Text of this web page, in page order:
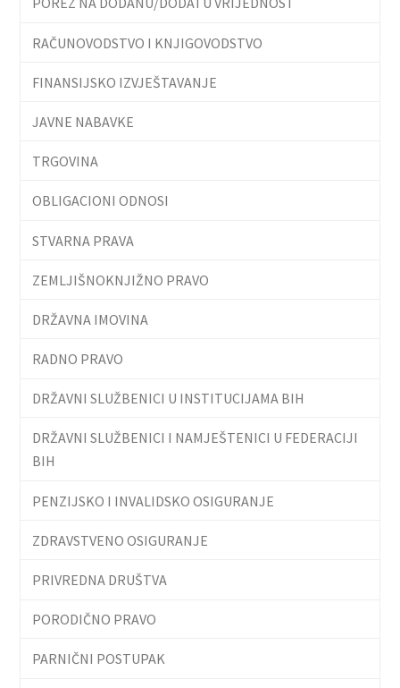
RAČUNOVODSTVO I KNJIGOVODSTVO
FINANSIJSKO IZVJEŠTAVANJE
JAVNE NABAVKE
TRGOVINA
OBLIGACIONI ODNOSI
STVARNA PRAVA
ZEMLJIŠNOKNJIŽNO PRAVO
DRŽAVNA IMOVINA
RADNO PRAVO
DRŽAVNI SLUŽBENICI U INSTITUCIJAMA BIH
DRŽAVNI SLUŽBENICI I NAMJEŠTENICI U FEDERACIJI
BIH
PENZIJSKO I INVALIDSKO OSIGURANJE
ZDRAVSTVENO OSIGURANJE
PRIVREDNA DRUŠTVA
PORODIČNO PRAVO
PARNIČNI POSTUPAK